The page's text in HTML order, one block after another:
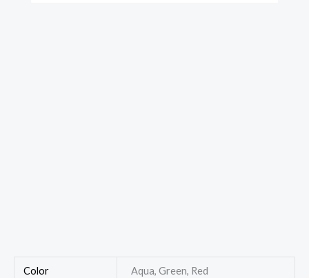
Color Aqua, Green, Red